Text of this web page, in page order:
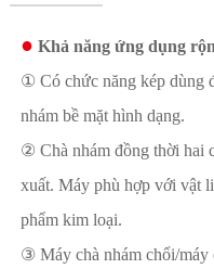
● Khả năng ứng dụng
① Có chức năng kép dùng
nhám bề mặt hình dạng.
② Chà nhám đồng thời hai
xuất. Máy phù hợp với vật
phẩm kim loại.
③ Máy chà nhám chổi/máy